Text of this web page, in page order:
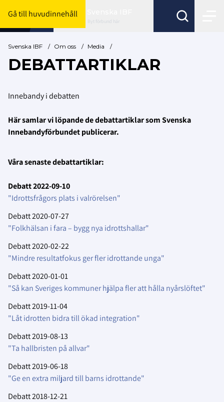
Gå till huvudinnehåll
Byt förbund här
Svenska IBF / Om oss / Media /
DEBATTARTIKLAR
Innebandy i debatten
Här samlar vi löpande de debattartiklar som Svenska
Innebandyförbundet publicerar.
Våra senaste debattartiklar:
Debatt 2022-09-10
"Idrottsfrågors plats i valrörelsen"
Debatt 2020-07-27
"Folkhälsan i fara – bygg nya idrottshallar"
Debatt 2020-02-22
"Mindre resultatfokus ger fler idrottande unga"
Debatt 2020-01-01
"Så kan Sveriges kommuner hjälpa fler att hålla nyårslöftet"
Debatt 2019-11-04
"Låt idrotten bidra till ökad integration"
Debatt 2019-08-13
"Ta hallbristen på allvar"
Debatt 2019-06-18
"Ge en extra miljard till barns idrottande"
Debatt 2018-12-21